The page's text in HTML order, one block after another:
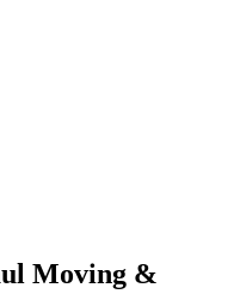
Moving &